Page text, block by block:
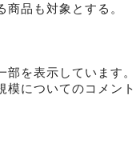
品も対象とする。
を表示しています。
模についてのコメント